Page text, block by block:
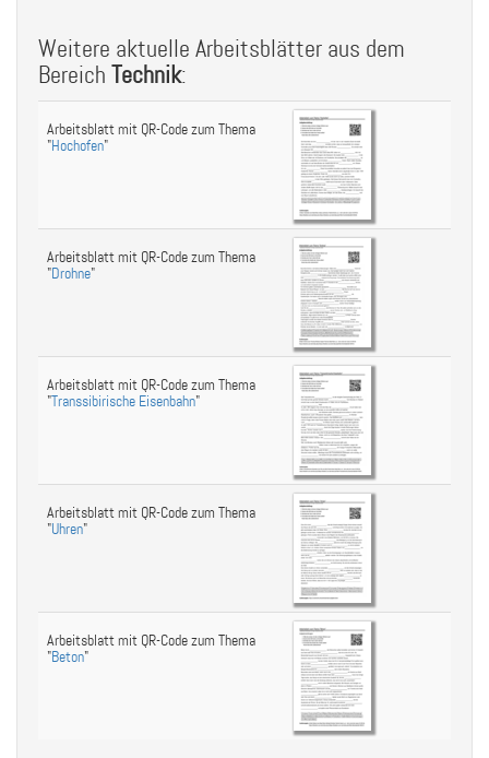
Weitere aktuelle Arbeitsblätter aus dem
Bereich Technik:
Arbeitsblatt mit QR-Code zum Thema
"Hochofen"
Arbeitsblatt mit QR-Code zum Thema
"Drohne"
Arbeitsblatt mit QR-Code zum Thema
"Transsibirische Eisenbahn"
Arbeitsblatt mit QR-Code zum Thema
"Uhren"
Arbeitsblatt mit QR-Code zum Thema
"Beton"